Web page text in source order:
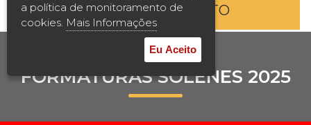
2ª Graduação
Transferência
Reingresso
Prouni
ENTRE EM CONTATO
FORMATURAS SOLENES 2025
a política de monitoramento de
cookies. Mais Informações
Eu Aceito